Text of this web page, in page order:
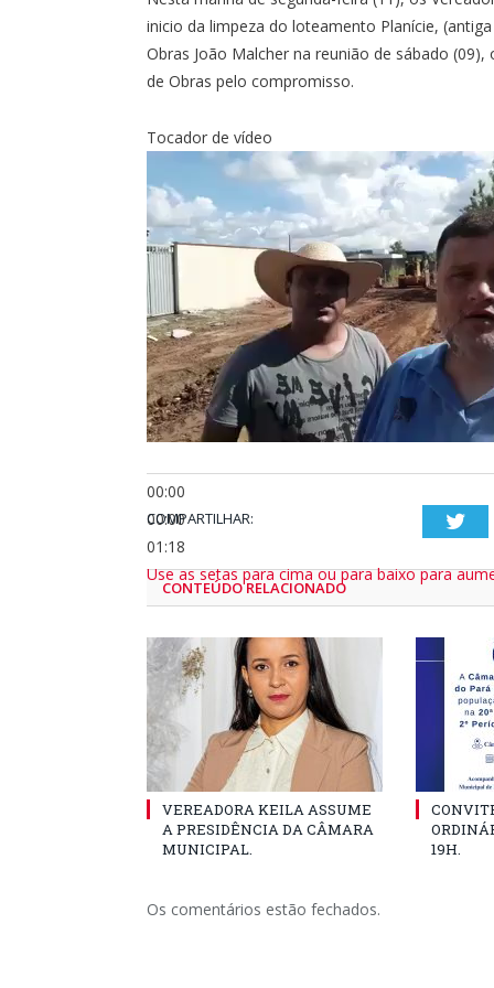
inicio da limpeza do loteamento Planície,
Obras João Malcher na reunião de sábado
de Obras pelo compromisso.
Tocador de vídeo
00:00
00:00
01:18
Use as setas para cima ou para baixo para
COMPARTILHAR:
CONTEÚDO RELACIONADO
VEREADORA KEILA ASSUME
A PRESIDÊNCIA DA CÂMARA
MUNICIPAL.
19H.
Os comentários estão fechados.